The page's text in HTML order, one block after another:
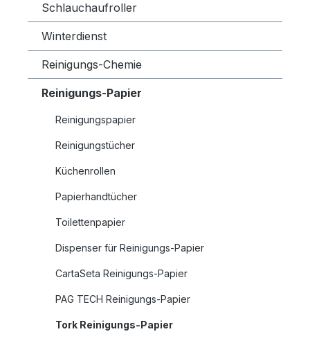
Schlauchaufroller
Winterdienst
Reinigungs-Chemie
Reinigungs-Papier
Reinigungspapier
Reinigungstücher
Küchenrollen
Papierhandtücher
Toilettenpapier
Dispenser für Reinigungs-Papier
CartaSeta Reinigungs-Papier
PAG TECH Reinigungs-Papier
Tork Reinigungs-Papier